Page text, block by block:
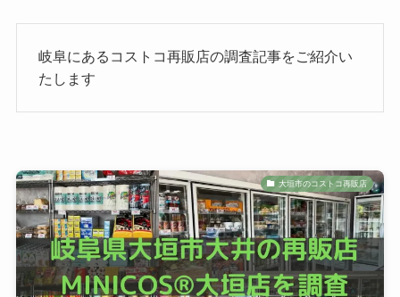
岐阜にあるコストコ再販店の調査記事をご紹介い
たします
大垣市のコストコ再販店